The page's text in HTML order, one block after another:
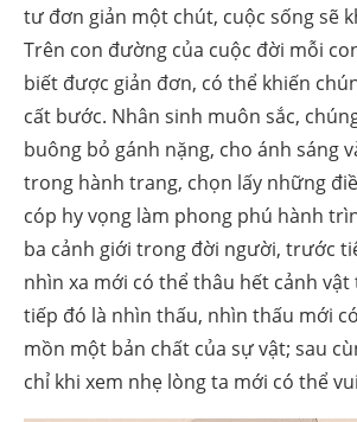
tư đơn giản một chút, cuộc sống sẽ
Trên con đường của cuộc đời mỗi
biết được giản đơn, có thể khiến
cất bước. Nhân sinh muôn sắc,
buông bỏ gánh nặng, cho ánh sáng
trong hành trang, chọn lấy những
cóp hy vọng làm phong phú hành
ba cảnh giới trong đời người, trước
nhìn xa mới có thể thâu hết cảnh
tiếp đó là nhìn thấu, nhìn thấu mới
mồn một bản chất của sự vật; sau
chỉ khi xem nhẹ lòng ta mới có thể